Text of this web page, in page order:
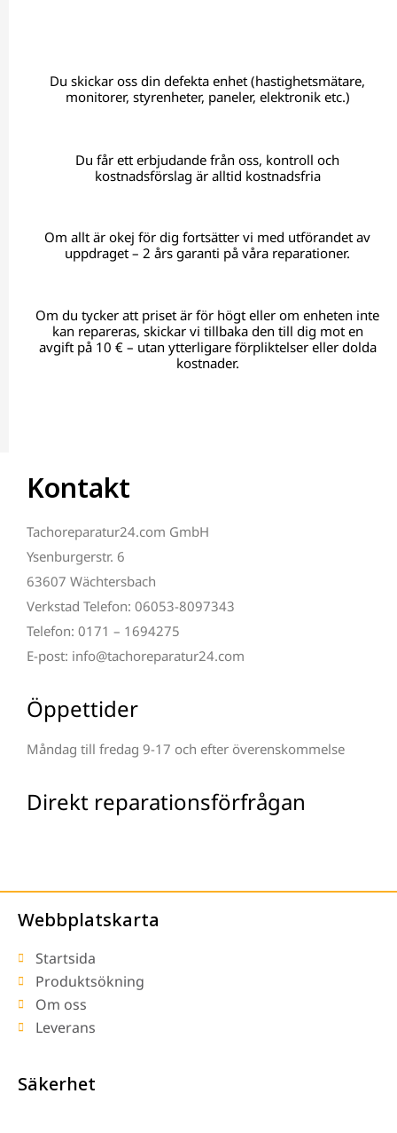
Du skickar oss din defekta enhet (hastighetsmätare,
monitorer, styrenheter, paneler, elektronik etc.)
Du får ett erbjudande från oss, kontroll och
kostnadsförslag är alltid kostnadsfria
Om allt är okej för dig fortsätter vi med utförandet av
uppdraget – 2 års garanti på våra reparationer.
Om du tycker att priset är för högt eller om enheten inte
kan repareras, skickar vi tillbaka den till dig mot en
avgift på 10 € – utan ytterligare förpliktelser eller dolda
kostnader.
Kontakt
Tachoreparatur24.com GmbH
Ysenburgerstr. 6
63607 Wächtersbach
Verkstad Telefon: 06053-8097343
Telefon: 0171 – 1694275
E-post: info@tachoreparatur24.com
Öppettider
Måndag till fredag 9-17 och efter överenskommelse
Direkt reparationsförfrågan
Webbplatskarta
Startsida
Produktsökning
Om oss
Leverans
Säkerhet